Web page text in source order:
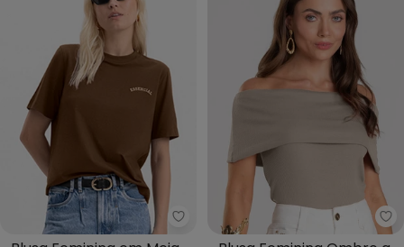
Essendi - Blusa Feminina em